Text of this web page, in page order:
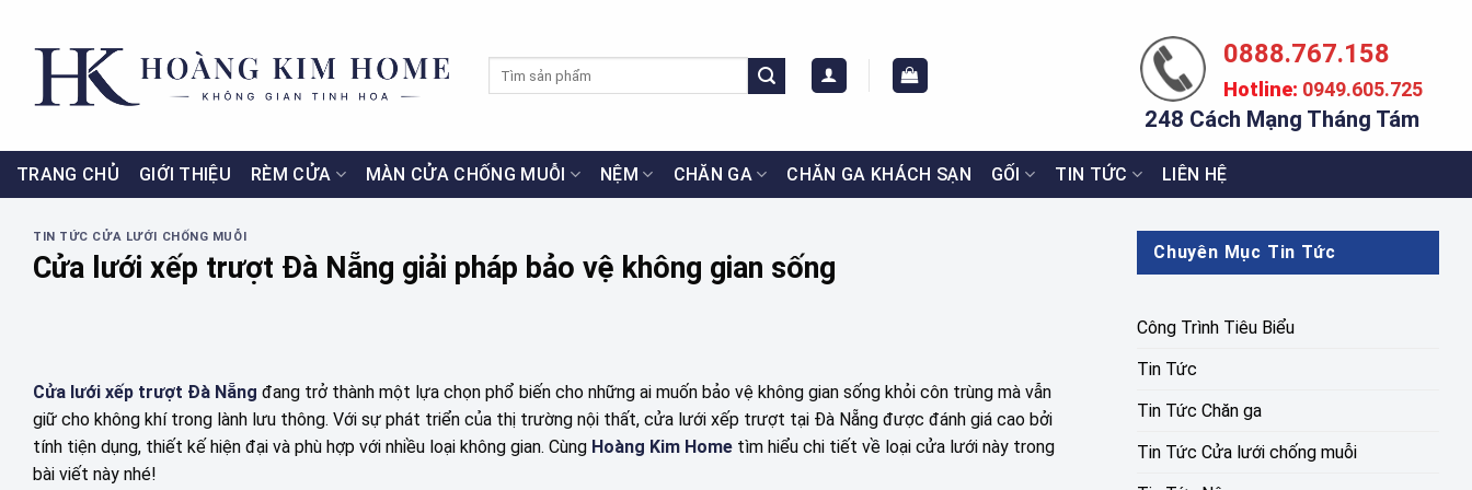
0888.767.158
Hotline: 0949.605.725
248 Cách Mạng Tháng Tám
TRANG CHỦ GIỚI THIỆU RÈM CỬA MÀN CỬA CHỐNG MUỖI NỆM CHĂN GA CHĂN GA KHÁCH SẠN GỐI TIN TỨC LIÊN HỆ
TIN TỨC CỬA LƯỚI CHỐNG MUỖI
Cửa lưới xếp trượt Đà Nẵng giải pháp bảo vệ không gian sống
Cửa lưới xếp trượt Đà Nẵng đang trở thành một lựa chọn phổ biến cho những ai muốn bảo vệ không gian sống khỏi côn trùng mà vẫn
giữ cho không khí trong lành lưu thông. Với sự phát triển của thị trường nội thất, cửa lưới xếp trượt tại Đà Nẵng được đánh giá cao bởi
tính tiện dụng, thiết kế hiện đại và phù hợp với nhiều loại không gian. Cùng Hoàng Kim Home tìm hiểu chi tiết về loại cửa lưới này trong
bài viết này nhé!
Chuyên Mục Tin Tức
Công Trình Tiêu Biểu
Tin Tức
Tin Tức Chăn ga
Tin Tức Cửa lưới chống muỗi